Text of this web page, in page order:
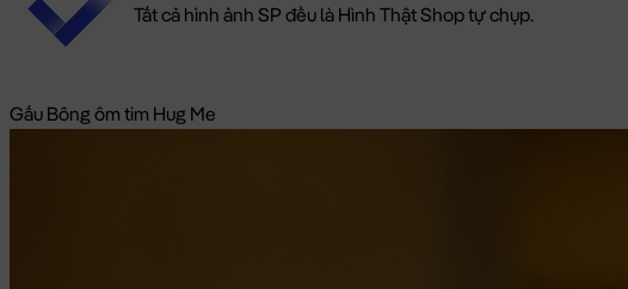
Tất cả hình ảnh SP đều là Hình Thật Shop tự chụp.
Gấu Bông ôm tim Hug Me